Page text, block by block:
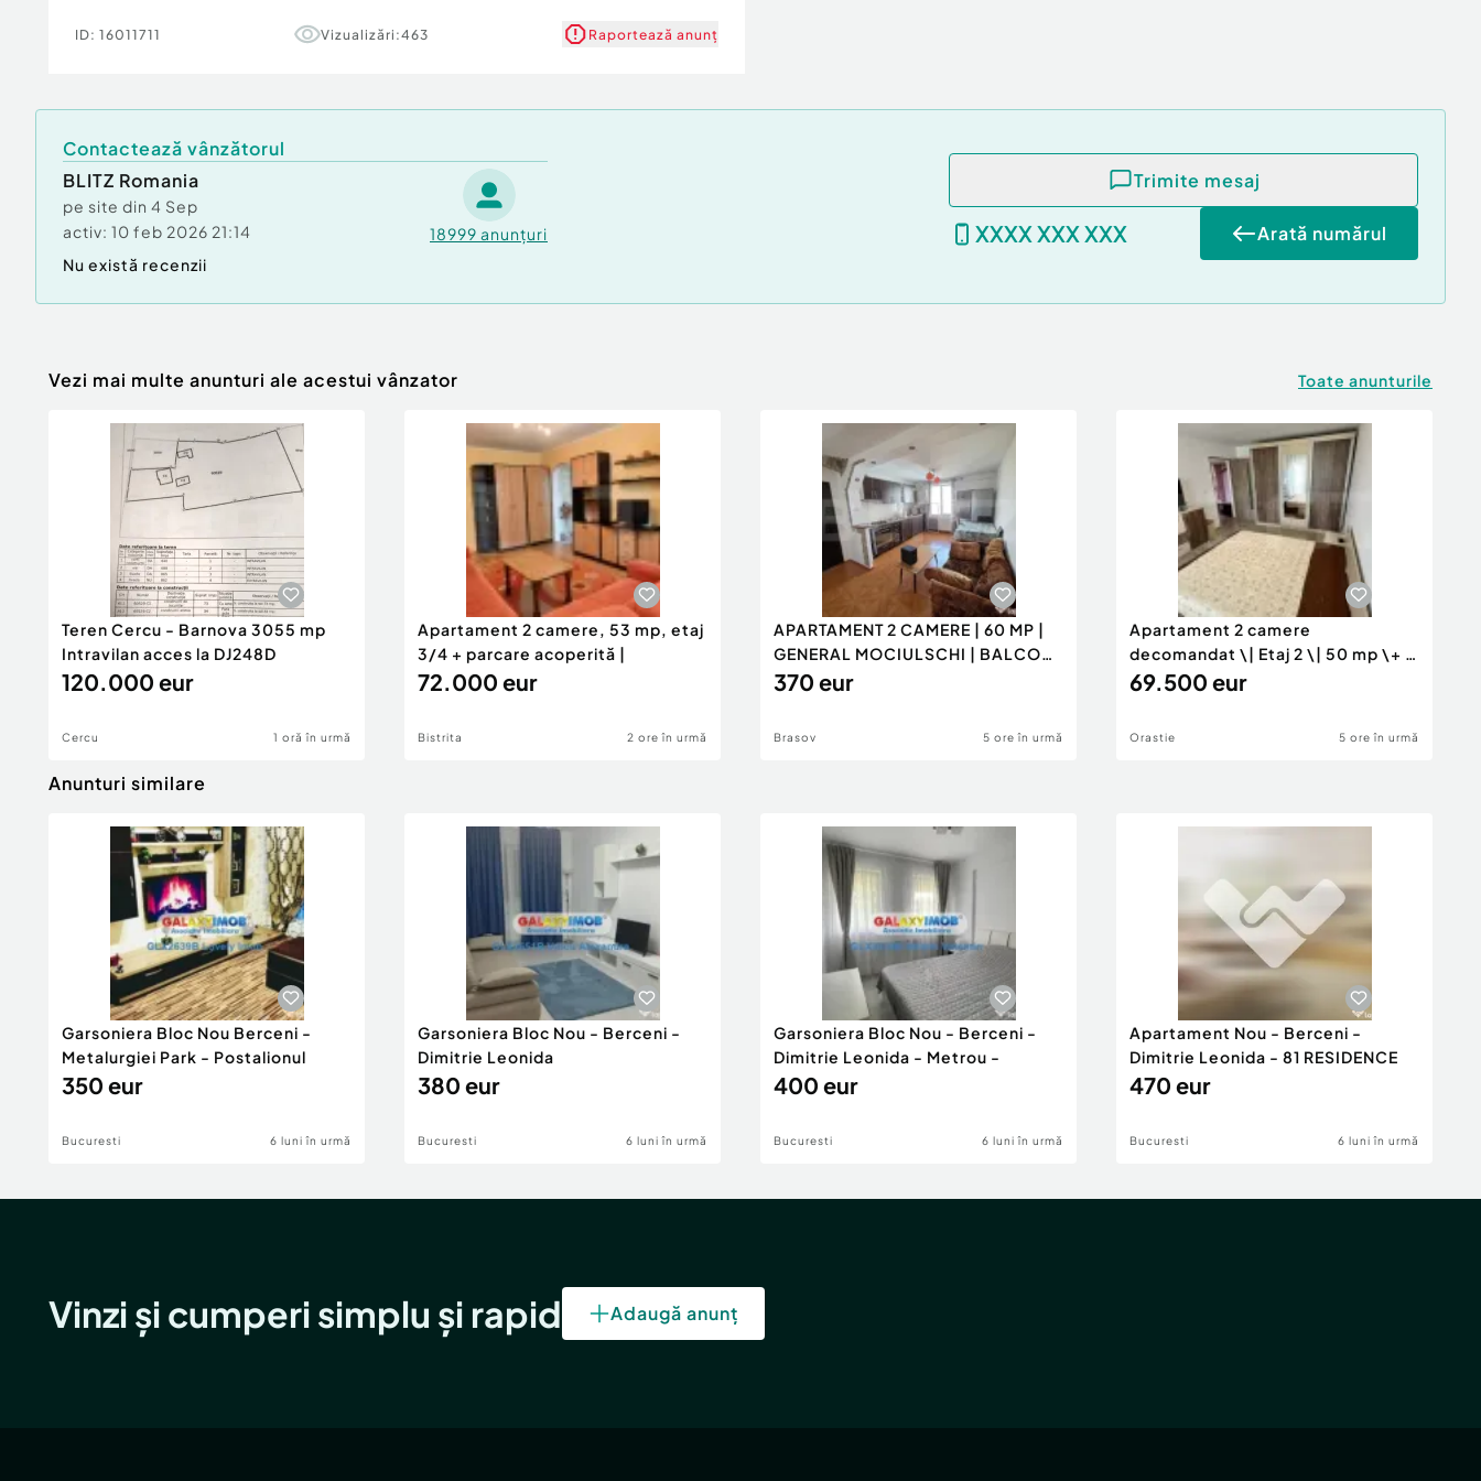
Tip imobil:
Bloc de apartamente
ID: 16011711 Vizualizări:463 Raportează anunț
Contactează vânzătorul
BLITZ Romania
pe site din 4 Sep
activ: 10 feb 2026 21:14 18999 anunțuri
Nu există recenzii
Trimite mesaj
XXXX XXX XXX Arată numărul
Vezi mai multe anunturi ale acestui vânzator Toate anunturile
Teren Cercu - Barnova 3055 mp
Intravilan acces la DJ248D
120.000 eur
Cercu 1 oră în urmă
Apartament 2 camere, 53 mp, etaj
3/4 + parcare acoperită |
72.000 eur
Bistrita 2 ore în urmă
APARTAMENT 2 CAMERE | 60 MP |
GENERAL MOCIULSCHI | BALCON
DE
370 eur
Brasov 5 ore în urmă
Apartament 2 camere
decomandat \| Etaj 2 \| 50 mp \+ 8
mp ba
69.500 eur
Orastie 5 ore în urmă
Anunturi similare
Garsoniera Bloc Nou Berceni -
Metalurgiei Park - Postalionul
350 eur
Bucuresti 6 luni în urmă
Garsoniera Bloc Nou - Berceni -
Dimitrie Leonida
380 eur
Bucuresti 6 luni în urmă
Garsoniera Bloc Nou - Berceni -
Dimitrie Leonida - Metrou -
400 eur
Bucuresti 6 luni în urmă
Apartament Nou - Berceni -
Dimitrie Leonida - 81 RESIDENCE
470 eur
Bucuresti 6 luni în urmă
Vinzi și cumperi simplu și rapid Adaugă anunț